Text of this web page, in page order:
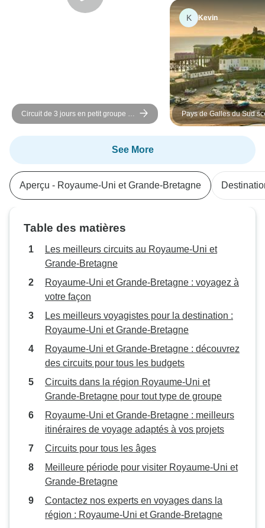
Circuit de 3 jours en petit groupe au
départ d'Inverness sur la côte nord
(North Coast 500)
K Kevin
Pays de Galles du Sud
(hôtel) - 3 jours
See More
Aperçu - Royaume-Uni et Grande-Bretagne
Table des matières
Les meilleurs circuits au Royaume-Uni et
Grande-Bretagne
Royaume-Uni et Grande-Bretagne : voyagez à
votre façon
Les meilleurs voyagistes pour la destination :
Royaume-Uni et Grande-Bretagne
Royaume-Uni et Grande-Bretagne : découvrez
des circuits pour tous les budgets
Circuits dans la région Royaume-Uni et
Grande-Bretagne pour tout type de groupe
Royaume-Uni et Grande-Bretagne : meilleurs
itinéraires de voyage adaptés à vos projets
Circuits pour tous les âges
Meilleure période pour visiter Royaume-Uni et
Grande-Bretagne
Contactez nos experts en voyages dans la
région : Royaume-Uni et Grande-Bretagne